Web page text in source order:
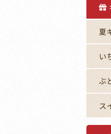
夏
い
ぶ
ス